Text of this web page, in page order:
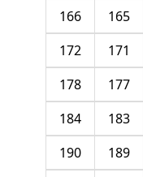
165
166
171
172
177
178
183
184
189
190